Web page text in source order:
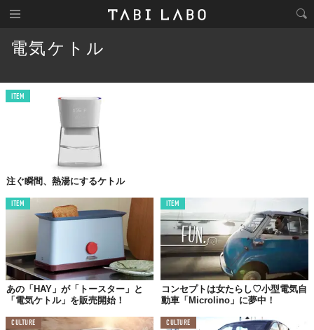
電気ケトル
ITEM
注ぐ瞬間、熱湯にするケトル
ITEM
あの「HAY」が「トースター」と
「電気ケトル」を販売開始！
ITEM
コンセプトは女たらし♡小型電気自
動車「Microlino」に夢中！
CULTURE CULTURE